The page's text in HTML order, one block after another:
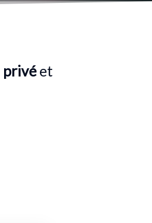
privéet